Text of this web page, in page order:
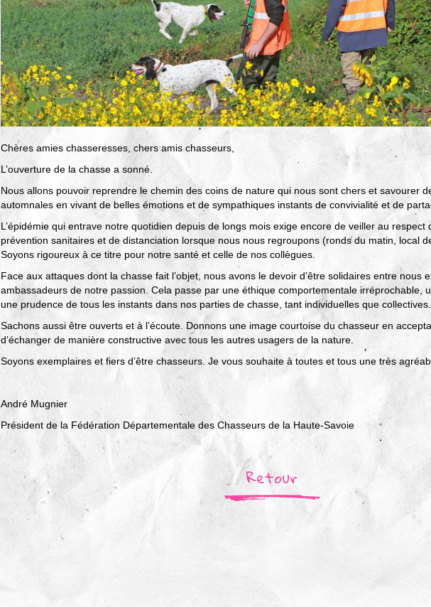
Chères amies chasseresses, chers amis chasseurs,
L’ouverture de la chasse a sonné.
Nous allons pouvoir reprendre le chemin des coins de nature qui nous sont chers et savourer
automnales en vivant de belles émotions et de sympathiques instants de convivialité et de
L’épidémie qui entrave notre quotidien depuis de longs mois exige encore de veiller au respect
prévention sanitaires et de distanciation lorsque nous nous regroupons (ronds du matin, local
Soyons rigoureux à ce titre pour notre santé et celle de nos collègues.
Face aux attaques dont la chasse fait l’objet, nous avons le devoir d’être solidaires entre nous
ambassadeurs de notre passion. Cela passe par une éthique comportementale irréprochable,
une prudence de tous les instants dans nos parties de chasse, tant individuelles que collectives.
Sachons aussi être ouverts et à l’écoute. Donnons une image courtoise du chasseur en
d’échanger de manière constructive avec tous les autres usagers de la nature.
Soyons exemplaires et fiers d’être chasseurs. Je vous souhaite à toutes et tous une très
André Mugnier
Président de la Fédération Départementale des Chasseurs de la Haute-Savoie
Retour